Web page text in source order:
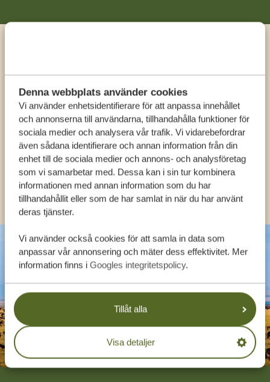
Denna webbplats använder cookies
Vi använder enhetsidentifierare för att anpassa innehållet
och annonserna till användarna, tillhandahålla funktioner för
sociala medier och analysera vår trafik. Vi vidarebefordrar
även sådana identifierare och annan information från din
enhet till de sociala medier och annons- och analysföretag
som vi samarbetar med. Dessa kan i sin tur kombinera
informationen med annan information som du har
tillhandahållit eller som de har samlat in när du har använt
deras tjänster.
Vi använder också cookies för att samla in data som
anpassar vår annonsering och mäter dess effektivitet. Mer
information finns i Googles integritetspolicy.
Tillåt alla
Visa detaljer
FÅ PERSONLIG RÅDGIVNING FRÅN VÅRA
EXPERTER
SV:+31 174 788 108
KONTAKT
Footer